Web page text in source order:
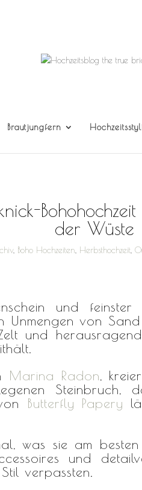
Brautjungfern
der Wüste
, Boho Hochzeiten Herbsthochzeit
und
Unmengen von
und
Marina Radon,
Butterfly Papery
was sie am besten
und
verpassten.